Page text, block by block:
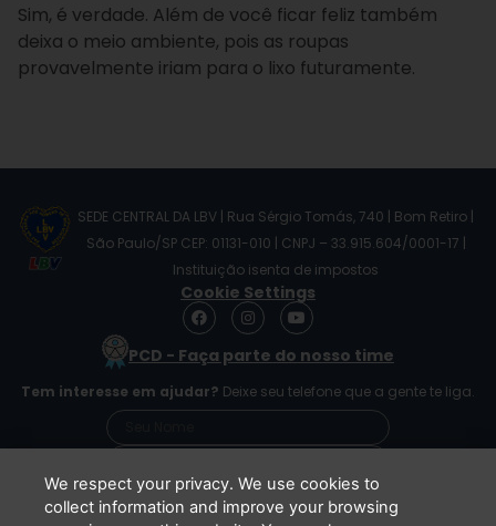
Sim, é verdade. Além de você ficar feliz também
deixa o meio ambiente, pois as roupas
provavelmente iriam para o lixo futuramente.
SEDE CENTRAL DA LBV | Rua Sérgio Tomás, 740 | Bom Retiro |
São Paulo/SP CEP: 01131-010 | CNPJ – 33.915.604/0001-17 |
Instituição isenta de impostos
Cookie Settings
F
a
e
o
o
I
n
s
t
g
r
m
Y
o
t
b
e
PCD - Faça parte do nosso time
Tem interesse em ajudar? Deixe seu telefone que a gente te liga.
We respect your privacy. We use cookies to
collect information and improve your browsing